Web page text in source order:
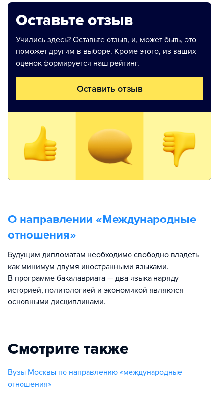
Оставьте отзыв
Учились здесь? Оставьте отзыв, и, может быть, это
поможет другим в выборе. Кроме этого, из ваших
оценок формируется наш рейтинг.
Оставить отзыв
О направлении «Международные
отношения»
Будущим дипломатам необходимо свободно владеть
как минимум двумя иностранными языками.
В программе бакалавриата — два языка наряду
историей, политологией и экономикой являются
основными дисциплинами.
Смотрите также
Вузы Москвы по направлению «международные
отношения»